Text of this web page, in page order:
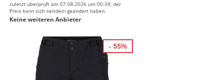
zuletzt überprüft am 07.08.2026 um 00:39; der
Preis kann sich seitdem geändert haben.
Keine weiteren Anbieter
- 55%